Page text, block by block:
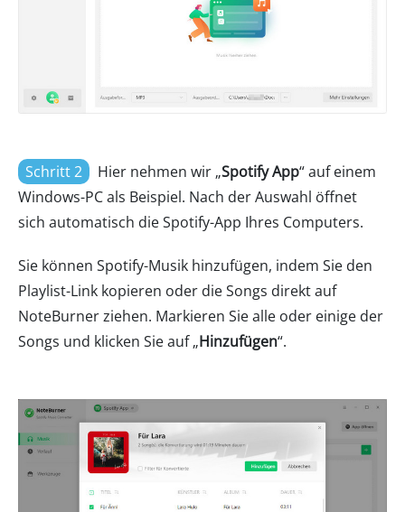
Schritt 2 Hier nehmen wir „Spotify App“ auf einem
Windows-PC als Beispiel. Nach der Auswahl öffnet
sich automatisch die Spotify-App Ihres Computers.
Sie können Spotify-Musik hinzufügen, indem Sie den
Playlist-Link kopieren oder die Songs direkt auf
NoteBurner ziehen. Markieren Sie alle oder einige der
Songs und klicken Sie auf „Hinzufügen“.